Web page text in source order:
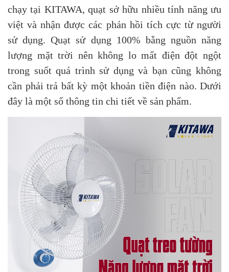
chạy tại KITAWA, quạt sở hữu nhiều tính năng ưu
việt và nhận được các phản hồi tích cực từ người
sử dụng. Quạt sử dụng 100% bằng nguồn năng
lượng mặt trời nên không lo mất điện đột ngột
trong suốt quá trình sử dụng và bạn cũng không
cần phải trả bất kỳ một khoản tiền điện nào. Dưới
đây là một số thông tin chi tiết về sản phẩm.